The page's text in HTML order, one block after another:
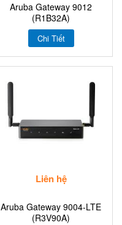
Aruba Gateway 9012
(R1B32A)
Chi Tiết
Liên hệ
Aruba Gateway 9004-LTE
(R3V90A)